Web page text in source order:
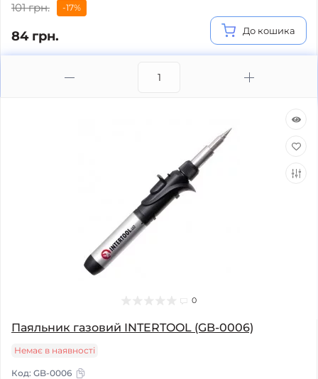
101 грн. -17%
84 грн. До кошика
0
Паяльник газовий INTERTOOL (GB-0006)
Немає в наявності
Код: GB-0006